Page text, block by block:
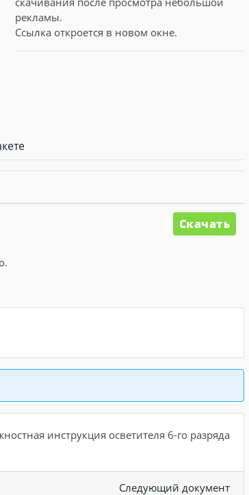
рекламы.
Ссылка откроется в новом окне.
Скачать
инструкция осветителя 6-го разряда
Следующий документ